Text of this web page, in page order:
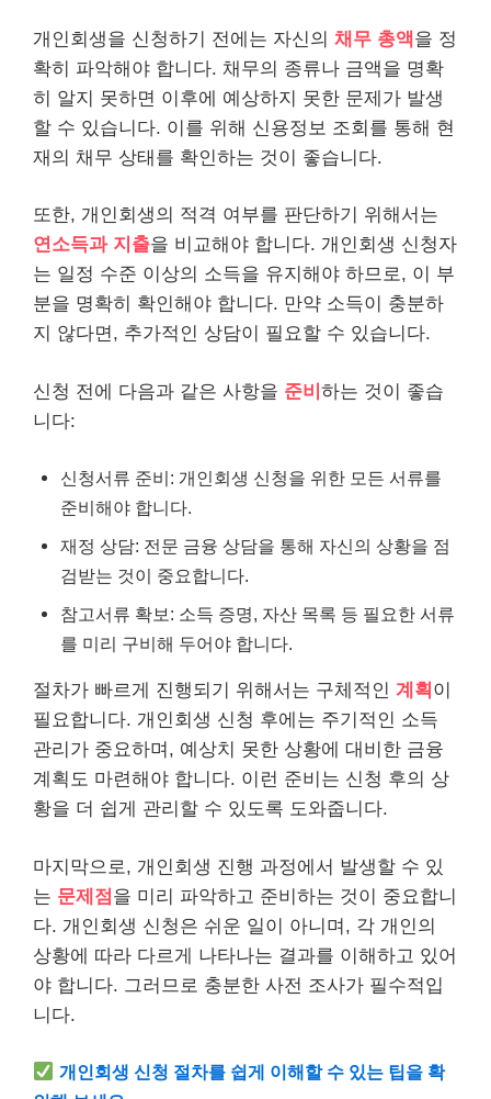
개인회생을 신청하기 전에는 자신의 채무 총액을 정
확히 파악해야 합니다. 채무의 종류나 금액을 명확
히 알지 못하면 이후에 예상하지 못한 문제가 발생
할 수 있습니다. 이를 위해 신용정보 조회를 통해 현
재의 채무 상태를 확인하는 것이 좋습니다.
또한, 개인회생의 적격 여부를 판단하기 위해서는
연소득과 지출을 비교해야 합니다. 개인회생 신청자
는 일정 수준 이상의 소득을 유지해야 하므로, 이 부
분을 명확히 확인해야 합니다. 만약 소득이 충분하
지 않다면, 추가적인 상담이 필요할 수 있습니다.
신청 전에 다음과 같은 사항을 준비 하는 것이 좋습
니다:
신청서류 준비: 개인회생 신청을 위한 모든 서류를
준비해야 합니다.
재정 상담: 전문 금융 상담을 통해 자신의 상황을 점
검받는 것이 중요합니다.
참고서류 확보: 소득 증명, 자산 목록 등 필요한 서류
를 미리 구비해 두어야 합니다.
절차가 빠르게 진행되기 위해서는 구체적인 계획 이
필요합니다. 개인회생 신청 후에는 주기적인 소득
관리가 중요하며, 예상치 못한 상황에 대비한 금융
계획도 마련해야 합니다. 이런 준비는 신청 후의 상
황을 더 쉽게 관리할 수 있도록 도와줍니다.
마지막으로, 개인회생 진행 과정에서 발생할 수 있
는 문제점 을 미리 파악하고 준비하는 것이 중요합니
다. 개인회생 신청은 쉬운 일이 아니며, 각 개인의
상황에 따라 다르게 나타나는 결과를 이해하고 있어
야 합니다. 그러므로 충분한 사전 조사가 필수적입
니다.
개인회생 신청 절차를 쉽게 이해할 수 있는 팁을 확